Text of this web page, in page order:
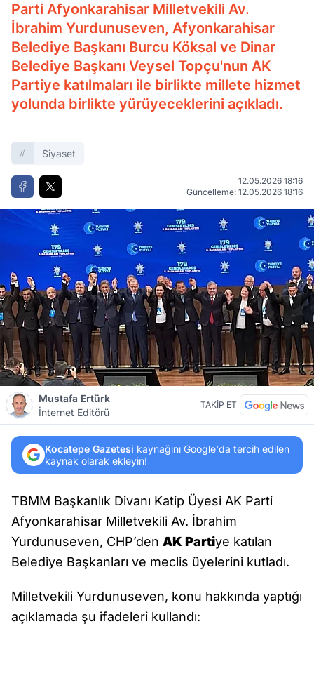
Parti Afyonkarahisar Milletvekili Av.
İbrahim Yurdunuseven, Afyonkarahisar
Belediye Başkanı Burcu Köksal ve Dinar
Belediye Başkanı Veysel Topçu'nun AK
Partiye katılmaları ile birlikte millete hizmet
yolunda birlikte yürüyeceklerini açıkladı.
Siyaset
12.05.2026 18:16
Güncelleme: 12.05.2026 18:16
Mustafa Ertürk
İnternet Editörü
TAKİP ET
Kocatepe Gazetesi kaynağını Google'da tercih edilen
kaynak olarak ekleyin!
TBMM Başkanlık Divanı Katip Üyesi AK Parti
Afyonkarahisar Milletvekili Av. İbrahim
Yurdunuseven, CHP’den AK Partiye katılan
Belediye Başkanları ve meclis üyelerini kutladı.
Milletvekili Yurdunuseven, konu hakkında yaptığı
açıklamada şu ifadeleri kullandı: